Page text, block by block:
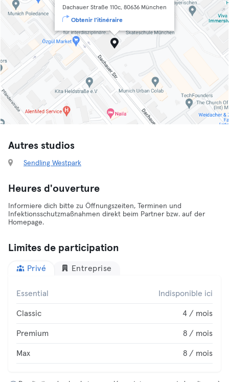
Dachauer Straße 110c, 80636 München
Obtenir l'itinéraire
Autres studios
Sendling Westpark
Heures d'ouverture
Informiere dich bitte zu Öffnungszeiten, Terminen und
Infektionsschutzmaßnahmen direkt beim Partner bzw. auf der
Homepage.
Limites de participation
Privé Entreprise
Essential Indisponible ici
Classic 4 / mois
Premium 8 / mois
Max 8 / mois